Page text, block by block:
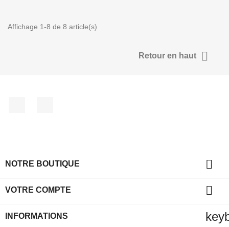
Affichage 1-8 de 8 article(s)
Retour en haut 
NOTRE BOUTIQUE 
VOTRE COMPTE 
INFORMATIONS